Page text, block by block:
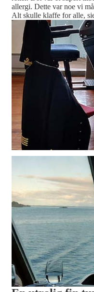
allergi. Dette var noe vi
Alt skulle klaffe for alle,